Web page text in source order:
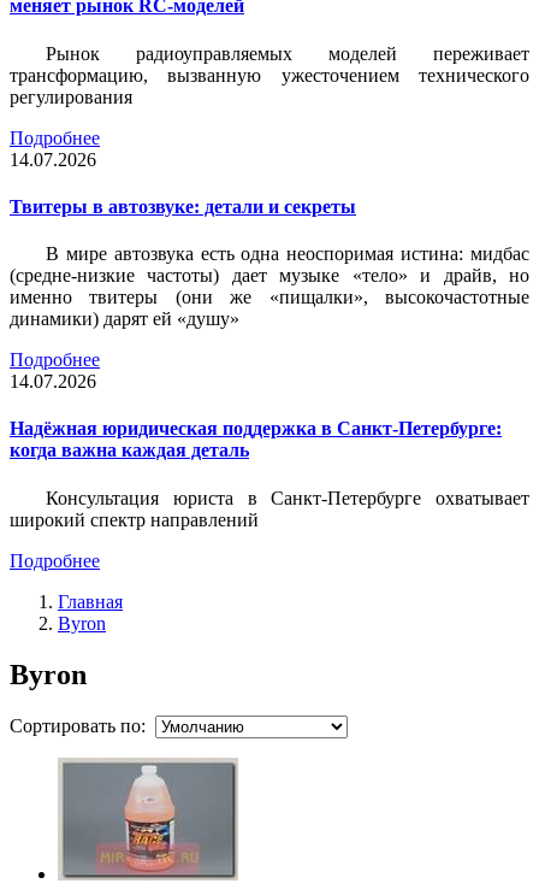
меняет рынок RC-моделей
Рынок радиоуправляемых моделей переживает
трансформацию, вызванную ужесточением технического
регулирования
Подробнее
14.07.2026
Твитеры в автозвуке: детали и секреты
В мире автозвука есть одна неоспоримая истина: мидбас
(средне-низкие частоты) дает музыке «тело» и драйв, но
именно твитеры (они же «пищалки», высокочастотные
динамики) дарят ей «душу»
Подробнее
14.07.2026
Надёжная юридическая поддержка в Санкт-Петербурге:
когда важна каждая деталь
Консультация юриста в Санкт-Петербурге охватывает
широкий спектр направлений
Подробнее
Главная
Byron
Byron
Сортировать по: